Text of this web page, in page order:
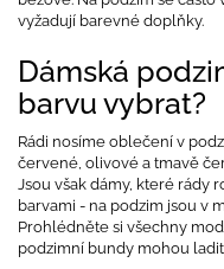
vyžadují barevné doplňky.
Dámská
barvu vybrat?
Rádi nosíme oblečení v
červené, olivové a tmavě
Jsou však dámy, které rády
barvami - na podzim jsou v
Prohlédněte si všechny
podzimní bundy mohou